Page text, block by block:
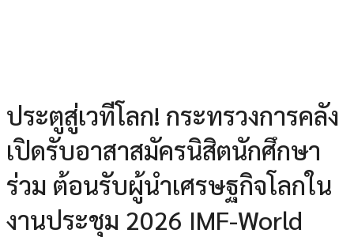
ประตูสู่เวทีโลก! กระทรวงการคลัง
เปิดรับอาสาสมัครนิสิตนักศึกษา
ร่วม ต้อนรับผู้นำเศรษฐกิจโลกใน
งานประชุม 2026 IMF-World